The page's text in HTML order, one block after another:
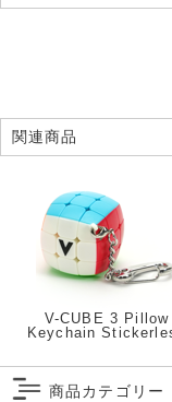
関連商品
V-CUBE 3 Pillow
Keychain
商品カテゴリー